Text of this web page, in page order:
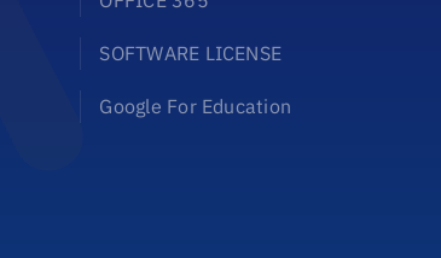
SOFTWARE LICENSE
Google For Education